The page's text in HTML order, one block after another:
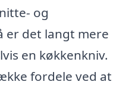
og
er det langt mere
en køkkenkniv.
fordele ved at